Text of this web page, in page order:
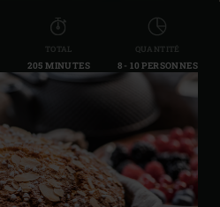
TOTAL
205 MINUTES
QUANTITÉ
8 - 10 PERSONNES